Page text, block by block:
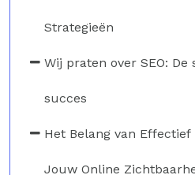
Strategieën
Wij praten over SEO:
succes
Het Belang van
Jouw Online